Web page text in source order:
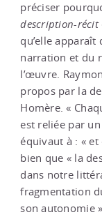
préciser
description-récit
qu’elle apparaît
narration et du
l’œuvre.
propos par la
Homère. «
est reliée par
équivaut à : «
bien que « la
dans notre
fragmentation
son autonomie »